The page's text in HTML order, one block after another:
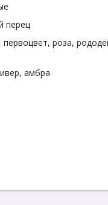
перец
роза,
амбра